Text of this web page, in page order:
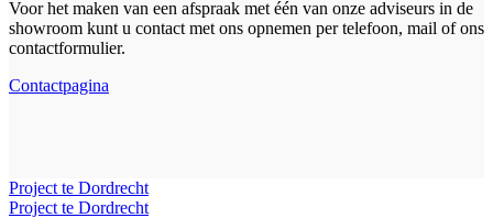
Voor het maken van een afspraak met één van onze adviseurs in de
showroom kunt u contact met ons opnemen per telefoon, mail of ons
contactformulier.
Contactpagina
Project te Dordrecht
Project te Dordrecht